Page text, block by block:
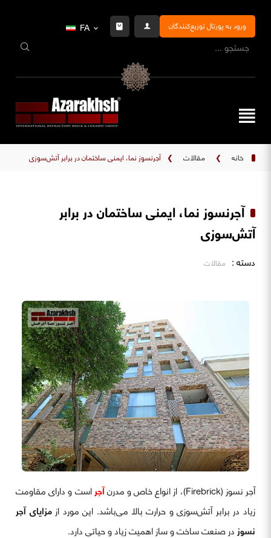
ورود به پورتال توزیع‌کنندگان FA
خانه ❯ مقالات ❯ آجرنسوز نما، ایمنی ساختمان در برابر آتش‌سوزی
آجرنسوز نما، ایمنی ساختمان در برابر
آتش‌سوزی
دسته : مقالات
آجر نسوز (Firebrick)، از انواع خاص و مدرن آجراست و دارای مقاومت
زیاد در برابر آتش‌سوزی و حرارت بالا می‌باشد. این مورد ازمزایای آجر
نسوزدر صنعت ساخت و ساز اهمیت زیاد و حیاتی دارد.